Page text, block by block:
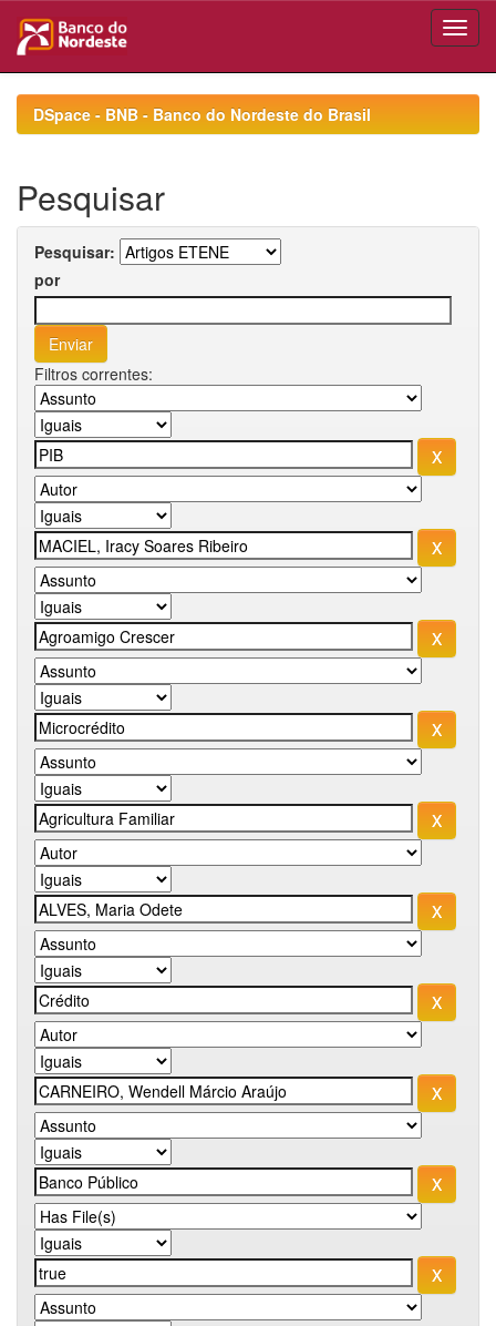
navigationDSpace - BNB - Banco do Nordeste do Brasil
Pesquisar
Pesquisar:
por
Filtros correntes: